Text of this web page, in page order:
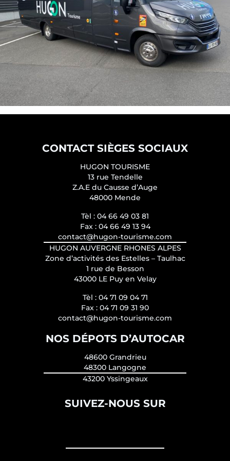
CONTACT SIÈGES SOCIAUX
HUGON TOURISME
13 rue Tendelle
Z.A.E du Causse d’Auge
48000 Mende
Tèl : 04 66 49 03 81
Fax : 04 66 49 13 94
contact@hugon-tourisme.com
HUGON AUVERGNE RHONES ALPES
Zone d’activités des Estelles – Taulhac
1 rue de Besson
43000 LE Puy en Velay
Tèl : 04 71 09 04 71
Fax : 04 71 09 31 90
contact@hugon-tourisme.com
NOS DÉPOTS D’AUTOCAR
48600 Grandrieu
48300 Langogne
43200 Yssingeaux
SUIVEZ-NOUS SUR